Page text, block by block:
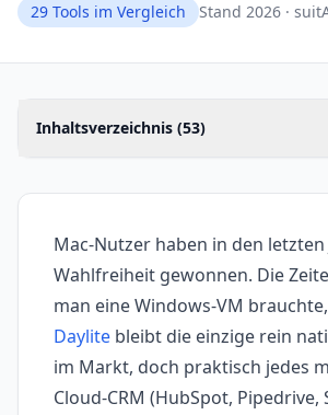
29 Tools im Vergleich Stand 2026 ·
Inhaltsverzeichnis (53)
Mac-Nutzer haben in den letzten
Wahlfreiheit gewonnen. Die
man eine Windows-VM
Daylite bleibt die einzige rein
im Markt, doch praktisch jedes
Cloud-CRM (HubSpot, Pipedrive,